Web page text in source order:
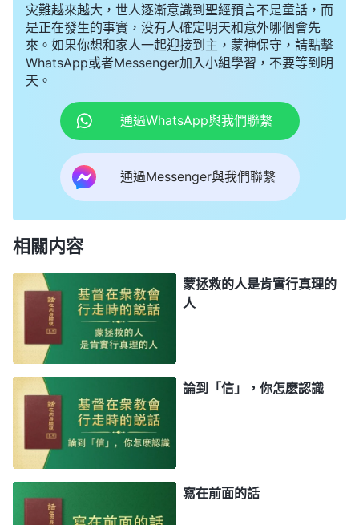
灾難越來越大，世人逐漸意識到聖經預言不是童話，而
是正在發生的事實，没有人確定明天和意外哪個會先
來。如果你想和家人一起迎接到主，蒙神保守，請點擊
WhatsApp或者Messenger加入小組學習，不要等到明
天。
通過WhatsApp與我們聯繫
通過Messenger與我們聯繫
相關内容
蒙拯救的人是肯實行真理的
人
論到「信」，你怎麽認識
寫在前面的話